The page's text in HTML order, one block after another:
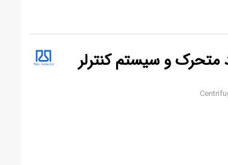
با هد متحرک و سیستم کنترلر